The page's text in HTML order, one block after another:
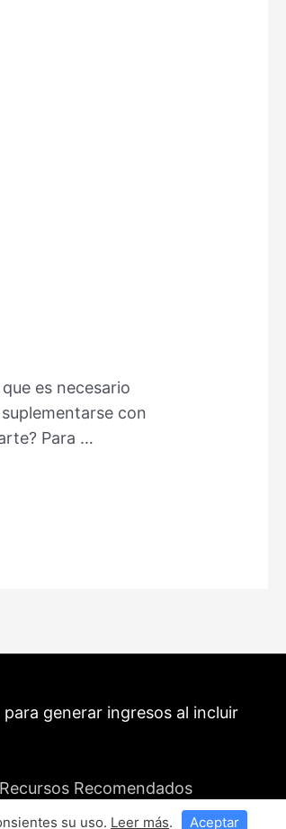
es necesario
con
Para …
generar ingresos al incluir
Recomendados
su uso. Leer más. Aceptar